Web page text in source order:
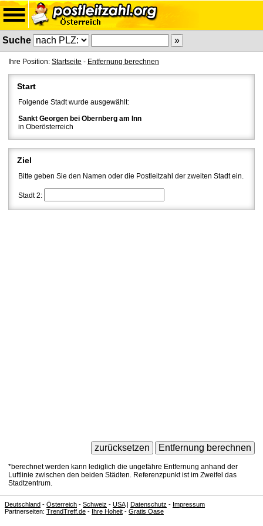
Suche
Ihre Position: Startseite - Entfernung berechnen
Start
Folgende Stadt wurde ausgewählt:
Sankt Georgen bei Obernberg am Inn
in Oberösterreich
Ziel
Bitte geben Sie den Namen oder die Postleitzahl der zweiten Stadt ein.
Stadt 2:
*berechnet werden kann lediglich die ungefähre Entfernung anhand der
Luftlinie zwischen den beiden Städten. Referenzpunkt ist im Zweifel das
Stadtzentrum.
Deutschland - Österreich - Schweiz - USA| Datenschutz - Impressum
Partnerseiten: TrendTreff.de - Ihre Hoheit - Gratis Oase